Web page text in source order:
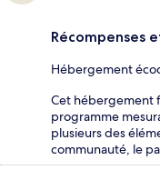
Récompenses
Hébergement
Cet hébergement
programme
plusieurs des
communauté, le